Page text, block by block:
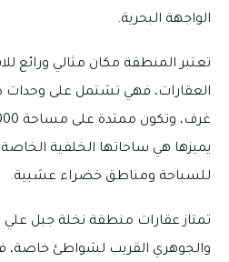
الواجهة البحرية.
تعتبر المنطقة مكان مثالي ورائع
العقارات، فهي تشتمل على
يميزها هي ساحاتها الخلفية
للسباحة ومناطق خضراء عشبية.
تمتاز عقارات منطقة نخلة جبل علي
والجوهري القريب لشواطئ خاصة،